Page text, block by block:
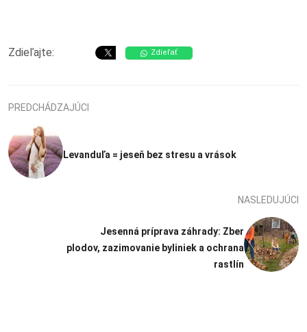
Zdieľajte: Zdieľať
PREDCHÁDZAJÚCI
Levanduľa = jeseň bez stresu a vrások
NASLEDUJÚCI
Jesenná príprava záhrady: Zber
plodov, zazimovanie byliniek a ochrana
rastlín